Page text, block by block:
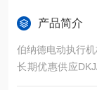
产品简介
伯纳德电动执行
长期优惠供应
机、一体化位发